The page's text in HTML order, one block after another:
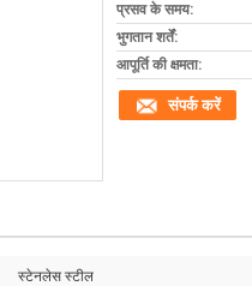
प्रसव के समय:
भुगतान शर्तें:
आपूर्ति की क्षमता:
संपर्क करें
स्टेनलेस स्टील